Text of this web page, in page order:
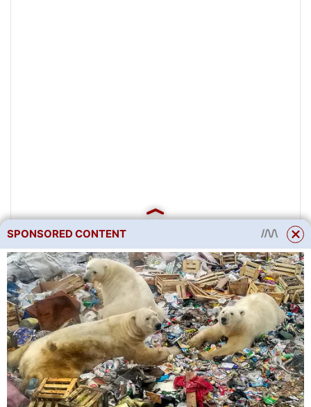
–Připojení vodičů plotu a
zemnících tyčí ke generátoru.
SPONSORED CONTENT